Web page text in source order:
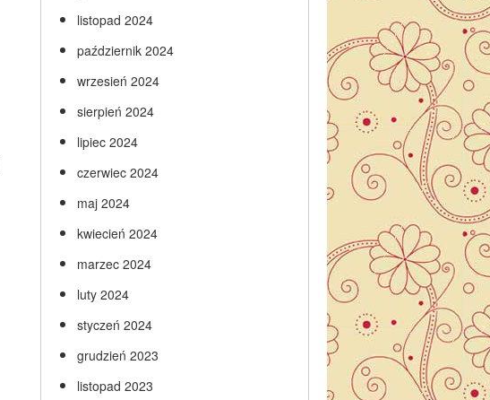
listopad 2024
październik 2024
wrzesień 2024
sierpień 2024
lipiec 2024
czerwiec 2024
maj 2024
kwiecień 2024
marzec 2024
luty 2024
styczeń 2024
grudzień 2023
listopad 2023